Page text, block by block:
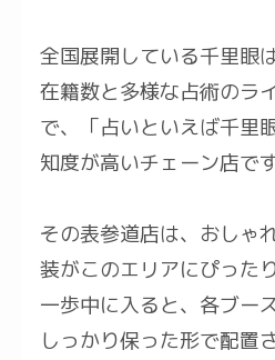
全国展開している千里眼
在籍数と多様な占術のラ
で、「占いといえば千里
知度が高いチェーン店です
その表参道店は、おしゃ
装がこのエリアにぴった
一歩中に入ると、各ブー
しっかり保った形で配置